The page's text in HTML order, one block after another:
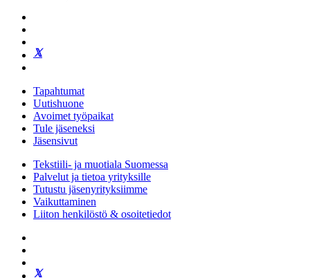
Tapahtumat
Uutishuone
Avoimet työpaikat
Tule jäseneksi
Jäsensivut
Tekstiili- ja muotiala Suomessa
Palvelut ja tietoa yrityksille
Tutustu jäsenyrityksiimme
Vaikuttaminen
Liiton henkilöstö & osoitetiedot